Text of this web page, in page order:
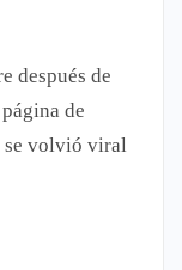
después de
de
volvió viral